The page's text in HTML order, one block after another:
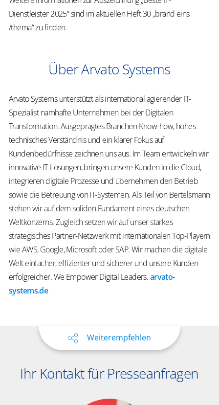
Dienstleister 2025“ sind im aktuellen Heft 30 „brand eins
/thema“ zu finden.
Über Arvato Systems
Arvato Systems unterstützt als international agierender IT-
Spezialist namhafte Unternehmen bei der Digitalen
Transformation. Ausgeprägtes Branchen-Know-how, hohes
technisches Verständnis und ein klarer Fokus auf
Kundenbedürfnisse zeichnen uns aus. Im Team entwickeln wir
innovative IT-Lösungen, bringen unsere Kunden in die Cloud,
integrieren digitale Prozesse und übernehmen den Betrieb
sowie die Betreuung von IT-Systemen. Als Teil von Bertelsmann
stehen wir auf dem soliden Fundament eines deutschen
Weltkonzerns. Zugleich setzen wir auf unser starkes
strategisches Partner-Netzwerk mit internationalen Top-Playern
wie AWS, Google, Microsoft oder SAP. Wir machen die digitale
Welt einfacher, effizienter und sicherer und unsere Kunden
erfolgreicher.We EmpowerDigital Leaders.arvato-
systems.de
Weiterempfehlen
Ihr Kontakt für Presseanfragen